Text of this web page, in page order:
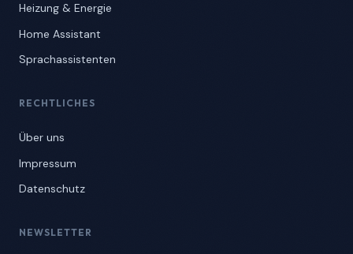
Heizung & Energie
Home Assistant
Sprachassistenten
RECHTLICHES
Über uns
Impressum
Datenschutz
NEWSLETTER